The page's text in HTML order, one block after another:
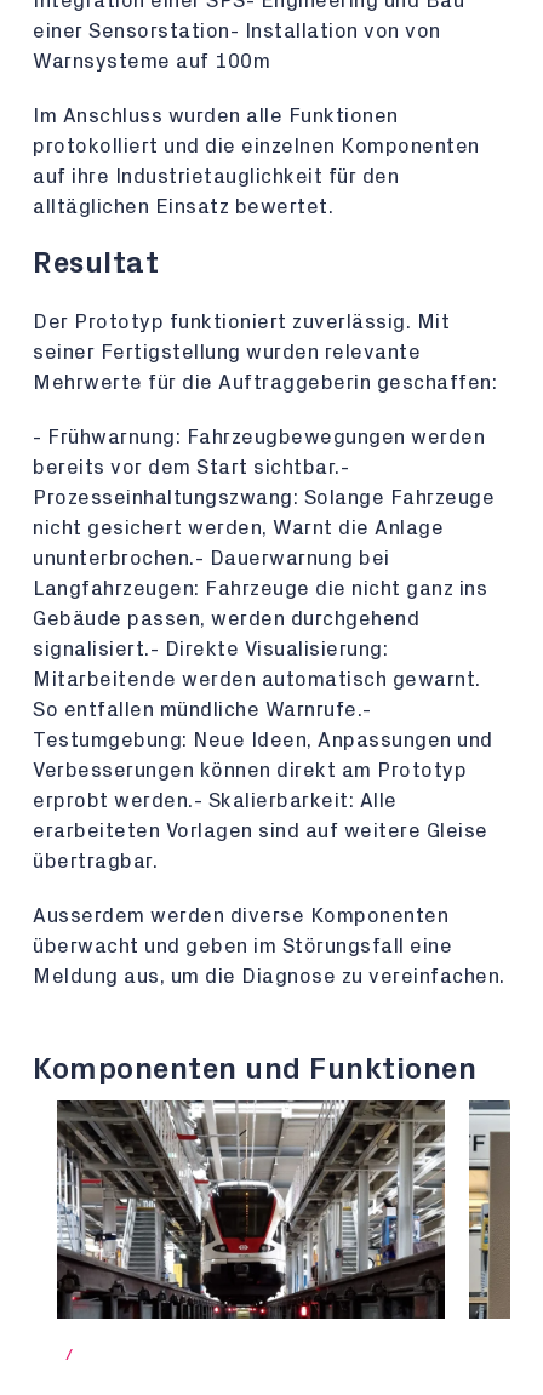
einer Sensorstation- Installation von von
Warnsysteme auf 100m
Im Anschluss wurden alle Funktionen
protokolliert und die einzelnen Komponenten
auf ihre Industrietauglichkeit für den
alltäglichen Einsatz bewertet.
Resultat
Der Prototyp funktioniert zuverlässig. Mit
seiner Fertigstellung wurden relevante
Mehrwerte für die Auftraggeberin geschaffen:
- Frühwarnung: Fahrzeugbewegungen werden
bereits vor dem Start sichtbar.-
Prozesseinhaltungszwang: Solange Fahrzeuge
nicht gesichert werden, Warnt die Anlage
ununterbrochen.- Dauerwarnung bei
Langfahrzeugen: Fahrzeuge die nicht ganz ins
Gebäude passen, werden durchgehend
signalisiert.- Direkte Visualisierung:
Mitarbeitende werden automatisch gewarnt.
So entfallen mündliche Warnrufe.-
Testumgebung: Neue Ideen, Anpassungen und
Verbesserungen können direkt am Prototyp
erprobt werden.- Skalierbarkeit: Alle
erarbeiteten Vorlagen sind auf weitere Gleise
übertragbar.
Ausserdem werden diverse Komponenten
überwacht und geben im Störungsfall eine
Meldung aus, um die Diagnose zu vereinfachen.
Komponenten und Funktionen
/